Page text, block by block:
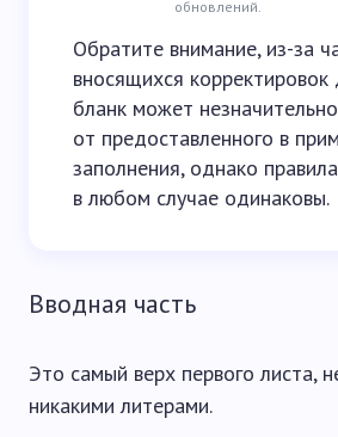
обновлений.
Обратите внимание, из-за
вносящихся
бланк может
от предоставленного в
заполнения, однако
в любом случае одинаковы.
Вводная часть
Это самый верх первого листа,
никакими литерами.